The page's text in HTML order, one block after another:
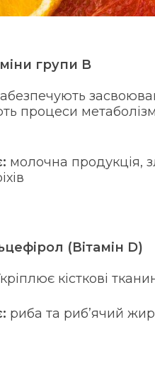
групи B
процеси
молочна продукція,
(Вітамін D)
кісткові
риба та риб’ячий